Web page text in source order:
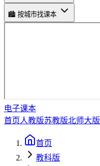
🏙️ 按城市找课本
电子课本
首页人教版苏教版北师大版
首页
教科版